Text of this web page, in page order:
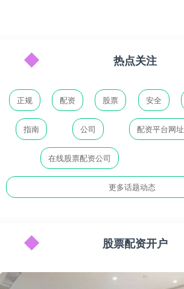
热点关注
正规 配资 股票 安全
指南 公司 配资平台网址
在线股票配资公司
更多话题动态
股票配资开户